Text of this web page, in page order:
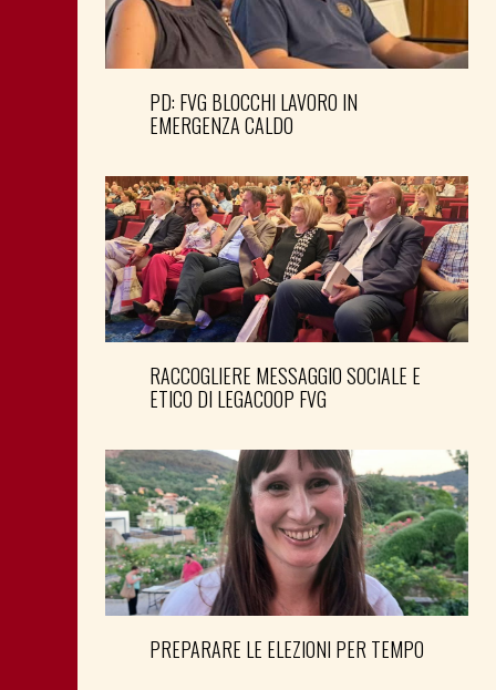
PD: FVG BLOCCHI LAVORO IN
EMERGENZA CALDO
RACCOGLIERE MESSAGGIO SOCIALE E
ETICO DI LEGACOOP FVG
PREPARARE LE ELEZIONI PER TEMPO